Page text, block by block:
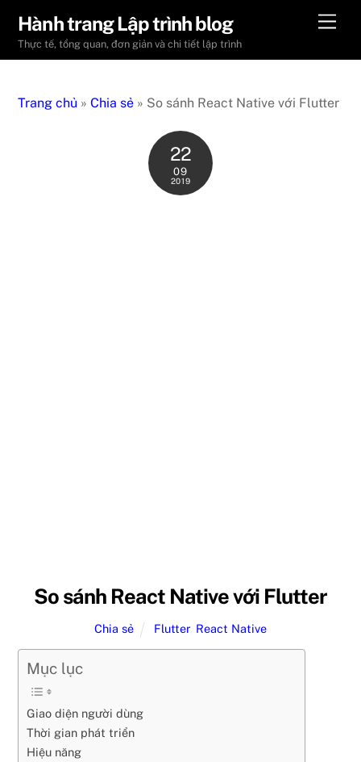
content
Hành trang Lập trình blog
Thực tế, tổng quan, đơn giản và chi tiết lập trình
Trang chủ »Chia sẻ » So sánh React Native với Flutter
22
09
2019
So sánh React Native với Flutter
Chia sẻ Flutter, React Native
Mục lục
Giao diện người dùng
Thời gian phát triển
Hiệu năng